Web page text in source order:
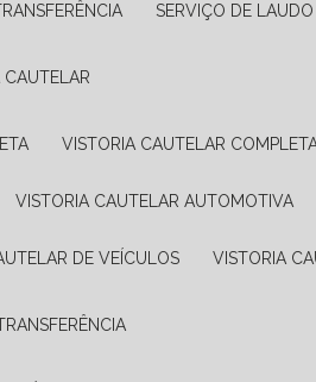
SERVIÇO DE
CAUTELAR
VISTORIA CAUTELAR
VISTORIA CAUTELAR AUTOMOTIVA
DE VEÍCULOS VISTORIA